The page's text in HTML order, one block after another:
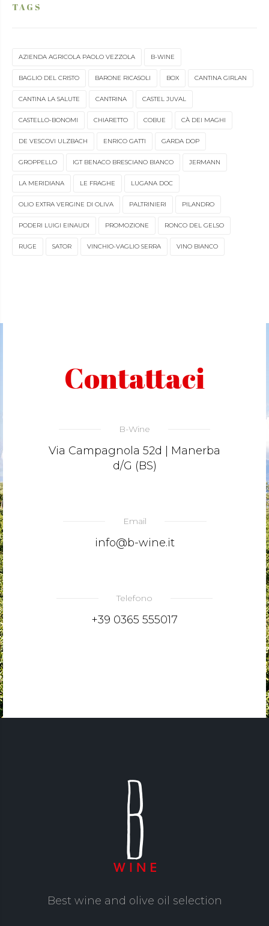
TAGS
AZIENDA AGRICOLA PAOLO VEZZOLA B-WINE
BAGLIO DEL CRISTO BARONE RICASOLI BOX CANTINA GIRLAN
CANTINA LA SALUTE CANTRINA CASTEL JUVAL
CASTELLO-BONOMI CHIARETTO COBUE CÀ DEI MAGHI
DE VESCOVI ULZBACH ENRICO GATTI GARDA DOP
GROPPELLO IGT BENACO BRESCIANO BIANCO JERMANN
LA MERIDIANA LE FRAGHE LUGANA DOC
OLIO EXTRA VERGINE DI OLIVA PALTRINIERI PILANDRO
PODERI LUIGI EINAUDI PROMOZIONE RONCO DEL GELSO
RUGE SATOR VINCHIO-VAGLIO SERRA VINO BIANCO
Contattaci
B-Wine
Via Campagnola 52d | Manerba
d/G (BS)
Email
info@b-wine.it
Telefono
+39 0365 555017
Best wine and olive oil selection